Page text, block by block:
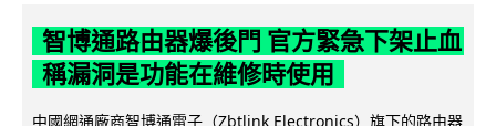
智博通路由器爆後門 官方緊急下架止血
稱漏洞是功能在維修時使用
中國網通廠商智博通電子（Zbtlink Electronics）旗下的路由器